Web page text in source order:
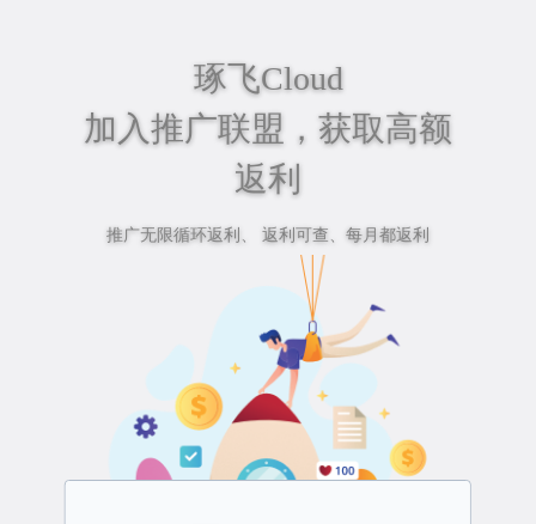
琢飞Cloud
加入推广联盟，获取高额
返利
推广无限循环返利、 返利可查、每月都返利